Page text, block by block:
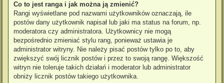
Co to jest ranga i jak można ją zmienić?
Rangi wyświetlane pod nazwami użytkowników oznaczają, ile
postów dany użytkownik napisał lub jaki ma status na forum, np.
moderatora czy administratora. Użytkownicy nie mogą
bezpośrednio zmieniać stylu rang, ponieważ ustawia je
administrator witryny. Nie należy pisać postów tylko po to, aby
zwiększyć swój licznik postów i przez to swoją rangę. Większość
witryn nie toleruje takich działań i moderator lub administrator
obniży licznik postów takiego użytkownika.